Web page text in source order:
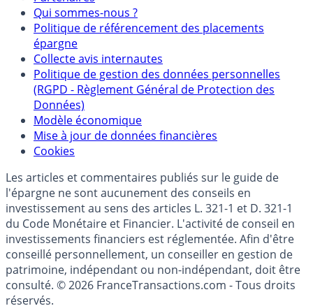
Mentions légales et Conditions d’utilisation
Partenaires
Qui sommes-nous ?
Politique de référencement des placements
épargne
Collecte avis internautes
Politique de gestion des données personnelles
(RGPD - Règlement Général de Protection des
Données)
Modèle économique
Cookies
Les articles et commentaires publiés sur le guide de
l'épargne ne sont aucunement des conseils en
investissement au sens des articles L. 321-1 et D. 321-1
du Code Monétaire et Financier. L'activité de conseil en
investissements financiers est réglementée. Afin d'être
conseillé personnellement, un conseiller en gestion de
patrimoine, indépendant ou non-indépendant, doit être